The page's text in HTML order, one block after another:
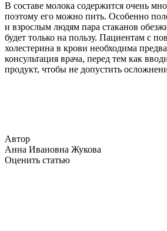
В составе молока содержится очень
поэтому его можно пить. Особенно
и взрослым людям пара стаканов
будет только на пользу. Пациентам с
холестерина в крови необходима
консультация врача, перед тем как
продукт, чтобы не допустить
Автор
Анна Ивановна Жукова
Оценить статью